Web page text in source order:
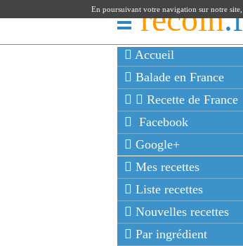
recoin
Accueil
Balade en France
Recette de France
Facebook
Google+
Mes recettes
Liste recettes
Nouvelles recettes
Par ingrédient
En poursuivant votre navigation sur notre site,